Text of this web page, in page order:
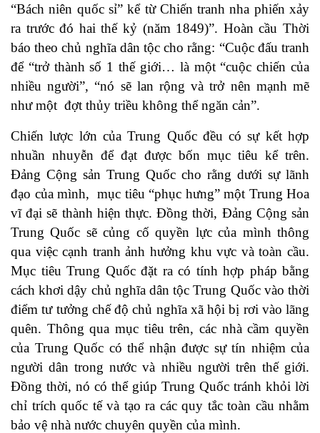
“Bách niên quốc sỉ” kể từ Chiến tranh nha phiến xảy
ra trước đó hai thế kỷ (năm 1849)”. Hoàn cầu Thời
báo theo chủ nghĩa dân tộc cho rằng: “Cuộc đấu tranh
để “trở thành số 1 thế giới… là một “cuộc chiến của
nhiều người”, “nó sẽ lan rộng và trở nên mạnh mẽ
như một đợt thủy triều không thể ngăn cản”.
Chiến lược lớn của Trung Quốc đều có sự kết hợp
nhuần nhuyễn để đạt được bốn mục tiêu kể trên.
Đảng Cộng sản Trung Quốc cho rằng dưới sự lãnh
đạo của mình, mục tiêu “phục hưng” một Trung Hoa
vĩ đại sẽ thành hiện thực. Đồng thời, Đảng Cộng sản
Trung Quốc sẽ củng cố quyền lực của mình thông
qua việc cạnh tranh ảnh hưởng khu vực và toàn cầu.
Mục tiêu Trung Quốc đặt ra có tính hợp pháp bằng
cách khơi dậy chủ nghĩa dân tộc Trung Quốc vào thời
điểm tư tưởng chế độ chủ nghĩa xã hội bị rơi vào lãng
quên. Thông qua mục tiêu trên, các nhà cầm quyền
của Trung Quốc có thể nhận được sự tín nhiệm của
người dân trong nước và nhiều người trên thế giới.
Đồng thời, nó có thể giúp Trung Quốc tránh khỏi lời
chỉ trích quốc tế và tạo ra các quy tắc toàn cầu nhằm
bảo vệ nhà nước chuyên quyền của mình.